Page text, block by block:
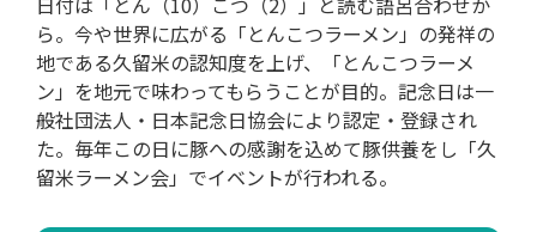
ら。今や世界に広がる「とんこつラーメン」の発祥の
地である久留米の認知度を上げ、「とんこつラーメ
ン」を地元で味わってもらうことが目的。記念日は一
般社団法人・日本記念日協会により認定・登録され
た。毎年この日に豚への感謝を込めて豚供養をし「久
留米ラーメン会」でイベントが行われる。